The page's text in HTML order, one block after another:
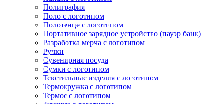
Полиграфия
Поло с логотипом
Полотенце с логотипом
Портативное зарядное устройство (пауэр банк)
Разработка мерча с логотипом
Ручки
Сувенирная посуда
Сумки с логотипом
Текстильные изделия с логотипом
Термокружка с логотипом
Термос с логотипом